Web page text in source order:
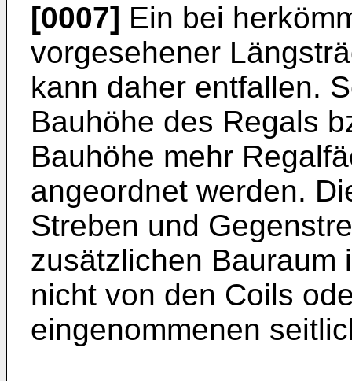
[0007] Ein bei
vorgesehener
kann daher entfallen.
Bauhöhe des Regals
Bauhöhe mehr
angeordnet werden.
Streben und
zusätzlichen Bauraum
nicht von den Coils
eingenommenen